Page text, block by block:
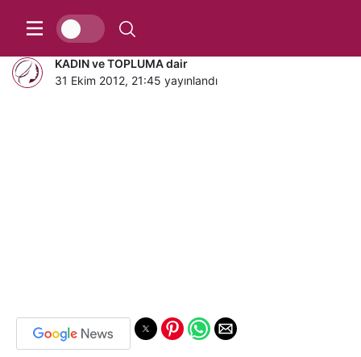
BAHÇELİ’ye öyle bir laf etti ki!
KADIN ve TOPLUMA dair
31 Ekim 2012, 21:45 yayınlandı